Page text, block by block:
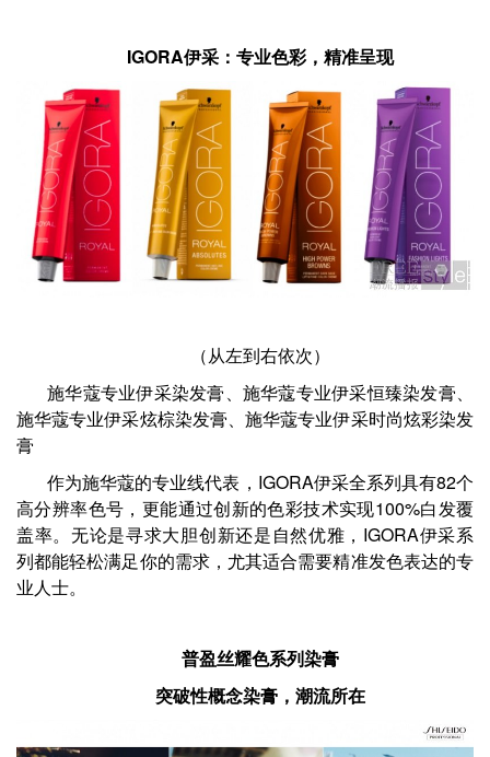
IGORA伊采 ：专业色彩，精准呈现
（从左到右依次）
施华蔻专业伊采染发膏、施华蔻专业伊采恒臻染发膏、
施华蔻专业伊采炫棕染发膏、施华蔻专业伊采时尚炫彩染发
膏
作为施华蔻的专业线代表，IGORA伊采全系列具有82个
高分辨率色号，更能通过创新的色彩技术实现100%白发覆
盖率。无论是寻求大胆创新还是自然优雅，IGORA伊采系
列都能轻松满足你的需求，尤其适合需要精准发色表达的专
业人士。
普盈丝耀色系列染膏
突破性概念染膏，潮流所在